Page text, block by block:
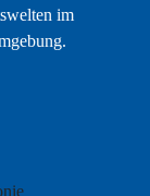
im